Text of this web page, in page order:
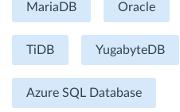
MariaDB Oracle
TiDB YugabyteDB
Azure SQL Database